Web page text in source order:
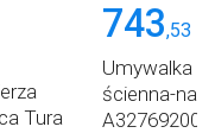
Tura
743,53
Umywalka
ścienna-